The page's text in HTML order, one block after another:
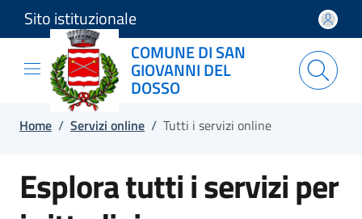
Salta e vai al contenuto
Salta e vai al footer
Sito istituzionale
COMUNE DI SAN
GIOVANNI DEL
DOSSO
Home / Servizi online / Tutti i servizi online
Esplora tutti i servizi per